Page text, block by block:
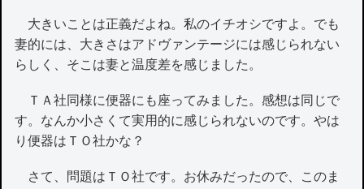
大きいことは正義だよね。私のイチオシですよ。でも
妻的には、大きさはアドヴァンテージには感じられない
らしく、そこは妻と温度差を感じました。
ＴＡ社同様に便器にも座ってみました。感想は同じで
す。なんか小さくて実用的に感じられないのです。やは
り便器はＴＯ社かな？
さて、問題はＴＯ社です。お休みだったので、このま